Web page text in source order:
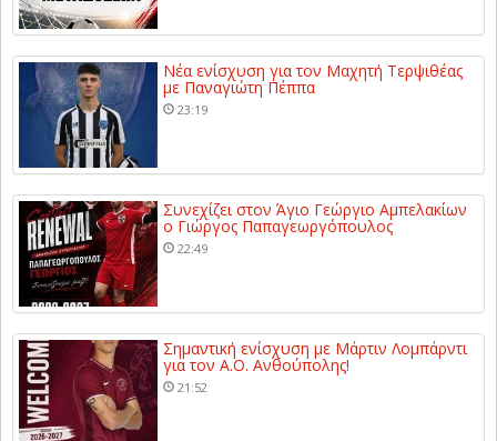
Νέα ενίσχυση για τον Μαχητή Τερψιθέας
με Παναγιώτη Πέππα
23:19
Συνεχίζει στον Άγιο Γεώργιο Αμπελακίων
ο Γιώργος Παπαγεωργόπουλος
22:49
Σημαντική ενίσχυση με Μάρτιν Λομπάρντι
για τον Α.Ο. Ανθούπολης!
21:52